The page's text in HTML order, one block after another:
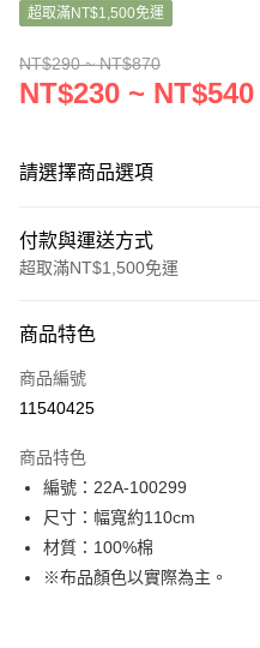
超取滿NT$1,500免運
NT$290 ~ NT$870
NT$230 ~ NT$540
請選擇商品選項
付款與運送方式
超取滿NT$1,500免運
信用卡一次付款
超商取貨付款
Apple Pay
街口支付
Google Pay
商品特色
商品編號
11540425
商品特色
編號：22A-100299
尺寸：幅寬約110cm
材質：100%棉
※布品顏色以實際為主。